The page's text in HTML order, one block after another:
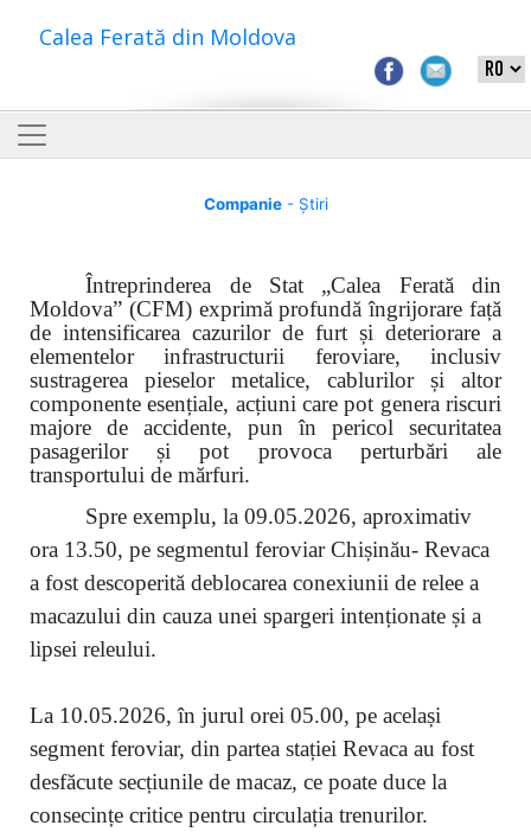
Calea Ferată din Moldova
Companie- Știri
Întreprinderea de Stat „Calea Ferată din
Moldova” (CFM) exprimă profundă îngrijorare față
de intensificarea cazurilor de furt și deteriorare a
elementelor infrastructurii feroviare, inclusiv
sustragerea pieselor metalice, cablurilor și altor
componente esențiale, acțiuni care pot genera riscuri
majore de accidente, pun în pericol securitatea
pasagerilor și pot provoca perturbări ale
transportului de mărfuri.
Spre exemplu, la 09.05.2026, aproximativ
ora 13.50, pe segmentul feroviar Chișinău- Revaca
a fost descoperită deblocarea conexiunii de relee a
macazului din cauza unei spargeri intenționate și a
lipsei releului.
La 10.05.2026, în jurul orei 05.00, pe același
segment feroviar, din partea stației Revaca au fost
desfăcute secțiunile de macaz, ce poate duce la
consecințe critice pentru circulația trenurilor.